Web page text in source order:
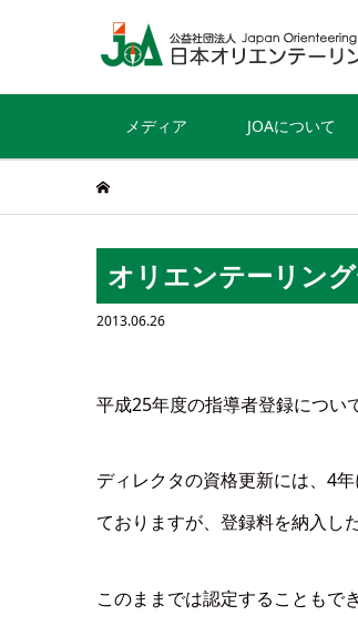
メディア JOAについて
オリエンテーリン
2013.06.26
平成25年度の指導者登録につい
ディレクタの資格更新には、4
ておりますが、登録料を納入し
このままでは認定することもで